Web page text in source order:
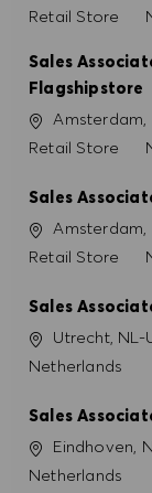
Catégorie
Retail Store
Sales
Flagshipstore
SiteAmsterdam,
Catégorie
Retail Store
Sales
SiteAmsterdam,
Catégorie
Retail Store
Sales
SiteUtrecht, NL-
Netherlands
Sales
SiteEindhoven,
Netherlands